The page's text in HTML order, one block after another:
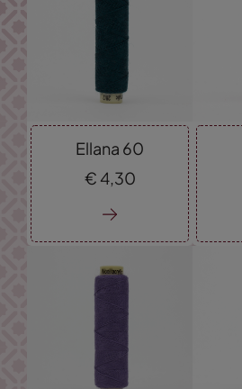
Ellana 60
€ 4,30